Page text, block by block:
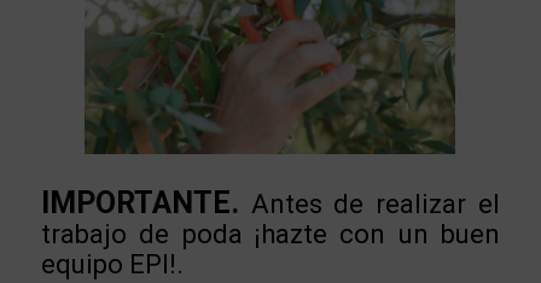
IMPORTANTE. Antes de realizar el
trabajo de poda ¡hazte con un buen
equipo EPI!.